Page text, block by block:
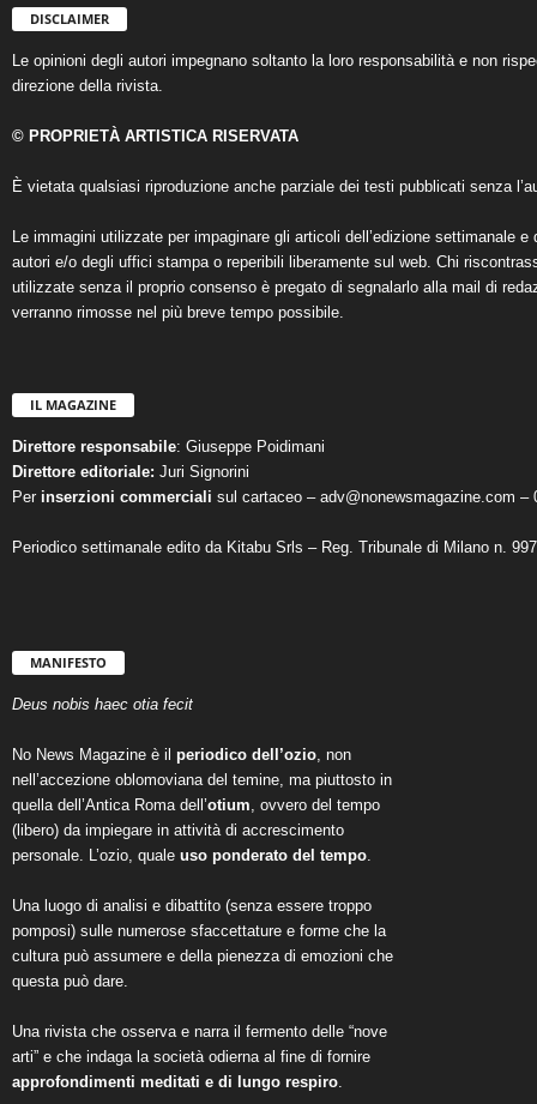
DISCLAIMER
Le opinioni degli autori impegnano soltanto la loro responsabilità e non
direzione della rivista.
© PROPRIETÀ ARTISTICA RISERVATA
È vietata qualsiasi riproduzione anche parziale dei testi pubblicati senza
Le immagini utilizzate per impaginare gli articoli dell’edizione settimanale
autori e/o degli uffici stampa o reperibili liberamente sul web. Chi
utilizzate senza il proprio consenso è pregato di segnalarlo alla mail di
verranno rimosse nel più breve tempo possibile.
IL MAGAZINE
Direttore responsabile: Giuseppe Poidimani
Direttore editoriale: Juri Signorini
Per inserzioni commerciali sul cartaceo – adv@nonewsmagazine.com –
Periodico settimanale edito da Kitabu Srls – Reg. Tribunale di Milano n.
MANIFESTO
Deus nobis haec otia fecit
No News Magazine è il periodico dell’ozio, non
nell’accezione oblomoviana del temine, ma piuttosto in
quella dell’Antica Roma dell’otium, ovvero del tempo
(libero) da impiegare in attività di accrescimento
personale. L’ozio, quale uso ponderato del tempo.
Una luogo di analisi e dibattito (senza essere troppo
pomposi) sulle numerose sfaccettature e forme che la
cultura può assumere e della pienezza di emozioni che
questa può dare.
Una rivista che osserva e narra il fermento delle “nove
arti” e che indaga la società odierna al fine di fornire
approfondimenti meditati e di lungo respiro.